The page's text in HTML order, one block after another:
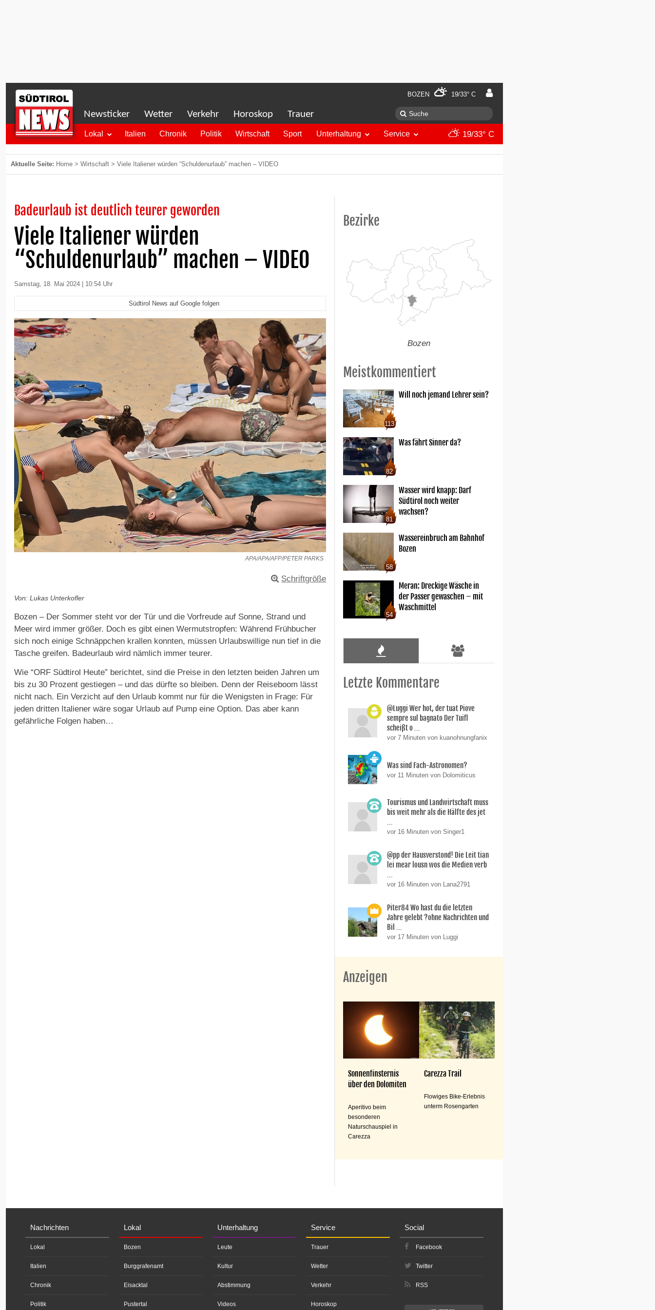
BOZEN 19/33° C
Newsticker Wetter Verkehr Horoskop Trauer
Lokal Italien Chronik Politik Wirtschaft Sport Unterhaltung Service 19/33° C
Aktuelle Seite: Home > Wirtschaft > Viele Italiener würden “Schuldenurlaub” machen – VIDEO
Badeurlaub ist deutlich teurer geworden
Viele Italiener würden
“Schuldenurlaub” machen – VIDEO
Samstag, 18. Mai 2024 | 10:54 Uhr
Südtirol News auf Google folgen
APA/APA/AFP/PETER PARKS
Schriftgröße
Von: Lukas Unterkofler
Bozen – Der Sommer steht vor der Tür und die Vorfreude auf Sonne, Strand und
Meer wird immer größer. Doch es gibt einen Wermutstropfen: Während Frühbucher
sich noch einige Schnäppchen krallen konnten, müssen Urlaubswillige nun tief in die
Tasche greifen. Badeurlaub wird nämlich immer teurer.
Wie “ORF Südtirol Heute” berichtet, sind die Preise in den letzten beiden Jahren um
bis zu 30 Prozent gestiegen – und das dürfte so bleiben. Denn der Reiseboom lässt
nicht nach. Ein Verzicht auf den Urlaub kommt nur für die Wenigsten in Frage: Für
jeden dritten Italiener wäre sogar Urlaub auf Pump eine Option. Das aber kann
gefährliche Folgen haben…
Bezirke
Bozen
Meistkommentiert
113
Will noch jemand Lehrer sein?
82
Was fährt Sinner da?
81
Wasser wird knapp: Darf
Südtirol noch weiter
wachsen?
58
Wassereinbruch am Bahnhof
Bozen
54
Meran: Dreckige Wäsche in
der Passer gewaschen – mit
Waschmittel
Letzte Kommentare
@Luggi Wer hot, der tuat Piove
sempre sul bagnato Der Tuifl
scheißt o ...
vor 7 Minuten von kuanohnungfanix
Was sind Fach-Astronomen?
vor 11 Minuten von Dolomiticus
Tourismus und Landwirtschaft muss
bis weit mehr als die Hälfte des jet
...
vor 16 Minuten von Singer1
@pp der Hausverstond! Die Leit tian
lei mear lousn wos die Medien verb
...
vor 16 Minuten von Lana2791
Piter84 Wo hast du die letzten
Jahre gelebt ?ohne Nachrichten und
Bil ...
vor 17 Minuten von Luggi
Anzeigen
Sonnenfinsternis
über den Dolomiten
Aperitivo beim
besonderen
Naturschauspiel in
Carezza
Carezza Trail
Flowiges Bike-Erlebnis
unterm Rosengarten
Nachrichten
Lokal
Italien
Chronik
Politik
Lokal
Bozen
Burggrafenamt
Eisacktal
Pustertal
Unterhaltung
Leute
Kultur
Abstimmung
Videos
Service
Trauer
Wetter
Verkehr
Horoskop
Social
Facebook
Twitter
RSS